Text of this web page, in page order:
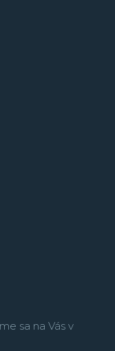
sa na Vás v